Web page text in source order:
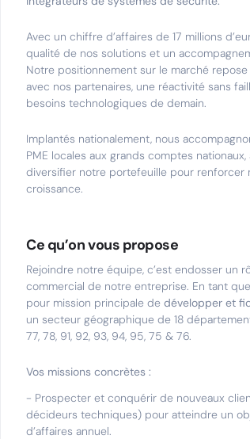
Avec un chiffre d’affaires de 17 millions
qualité de nos solutions et un
Notre positionnement sur le marché
avec nos partenaires, une réactivité sans
besoins technologiques de demain.
Implantés nationalement, nous
PME locales aux grands comptes
diversifier notre portefeuille pour renforcer
croissance.
Ce qu’on vous propose
Rejoindre notre équipe, c’est endosser un
commercial de notre entreprise. En tant
pour mission principale de développer et
un secteur géographique de 18
77, 78, 91, 92, 93, 94, 95, 75 & 76.
Vos missions concrètes :
- Prospecter et conquérir de nouveaux
décideurs techniques) pour atteindre un
d’affaires annuel.